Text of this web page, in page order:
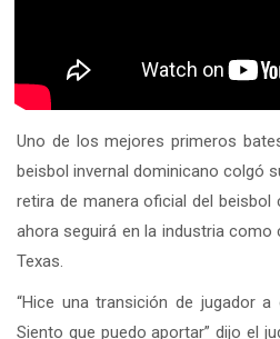
Uno de los mejores primeros
beisbol invernal dominicano colgó
retira de manera oficial del
ahora seguirá en la industria
Texas.
“Hice una transición de jugador
Siento que puedo aportar” dijo el